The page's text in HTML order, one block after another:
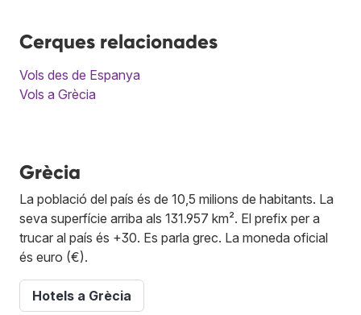
Cerques relacionades
Vols des de Espanya
Vols a Grècia
Grècia
La població del país és de 10,5 milions de habitants. La
seva superfície arriba als 131.957 km². El prefix per a
trucar al país és +30. Es parla grec. La moneda oficial
és euro (€).
Hotels a Grècia